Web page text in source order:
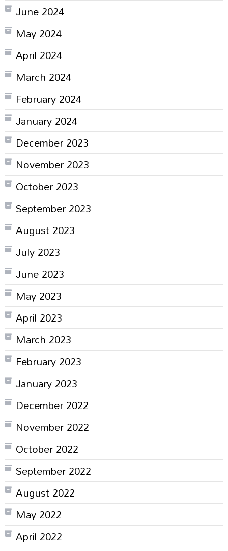
June 2024
May 2024
April 2024
March 2024
February 2024
January 2024
December 2023
November 2023
October 2023
September 2023
August 2023
July 2023
June 2023
May 2023
April 2023
March 2023
February 2023
January 2023
December 2022
November 2022
October 2022
September 2022
August 2022
May 2022
April 2022